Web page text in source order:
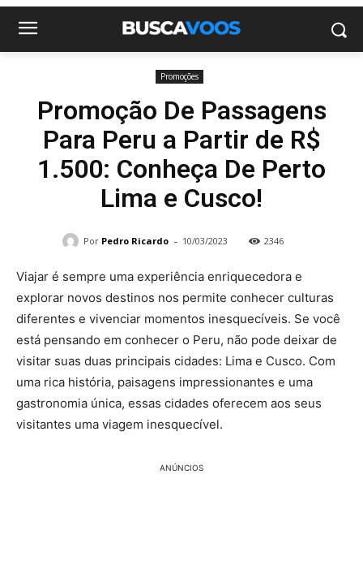
Promoções
Promoção De Passagens
Para Peru a Partir de R$
1.500: Conheça De Perto
Lima e Cusco!
Por Pedro Ricardo - 10/03/2023 2346
Viajar é sempre uma experiência enriquecedora e
explorar novos destinos nos permite conhecer culturas
diferentes e vivenciar momentos inesquecíveis. Se você
está pensando em conhecer o Peru, não pode deixar de
visitar suas duas principais cidades: Lima e Cusco. Com
uma rica história, paisagens impressionantes e uma
gastronomia única, essas cidades oferecem aos seus
visitantes uma viagem inesquecível.
ANÚNCIOS